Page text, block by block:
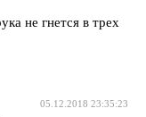
не гнется в трех
05.12.2018 23:35:23